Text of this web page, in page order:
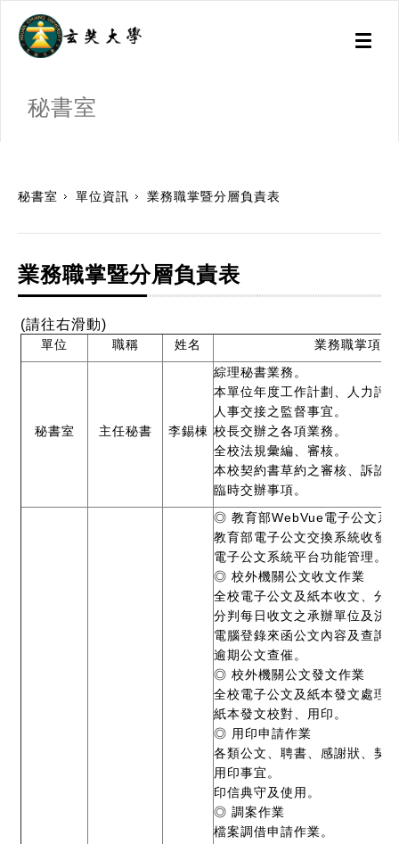
Toggle
秘書室
秘書室 單位資訊 業務職掌暨分層負責表
業務職掌暨分層負責表
(請往右滑動)
單位 職稱 姓名 業務職掌項目
秘書室 主任秘書 李錫棟
綜理秘書業務。
本單位年度工作計劃、人力評
人事交接之監督事宜。
校長交辦之各項業務。
全校法規彙編、審核。
本校契約書草約之審核、訴訟
臨時交辦事項。
◎ 教育部WebVue電子公文系
教育部電子公文交換系統收發
電子公文系統平台功能管理。
◎ 校外機關公文收文作業
全校電子公文及紙本收文、分
分判每日收文之承辦單位及決
電腦登錄來函公文內容及查詢
逾期公文查催。
◎ 校外機關公文發文作業
全校電子公文及紙本發文處理
紙本發文校對、用印。
◎ 用印申請作業
各類公文、聘書、感謝狀、契
用印事宜。
印信典守及使用。
◎ 調案作業
檔案調借申請作業。